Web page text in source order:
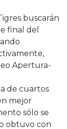
buscarán
final del
Apertura-
de cuartos
mejor
sólo se
obtuvo con